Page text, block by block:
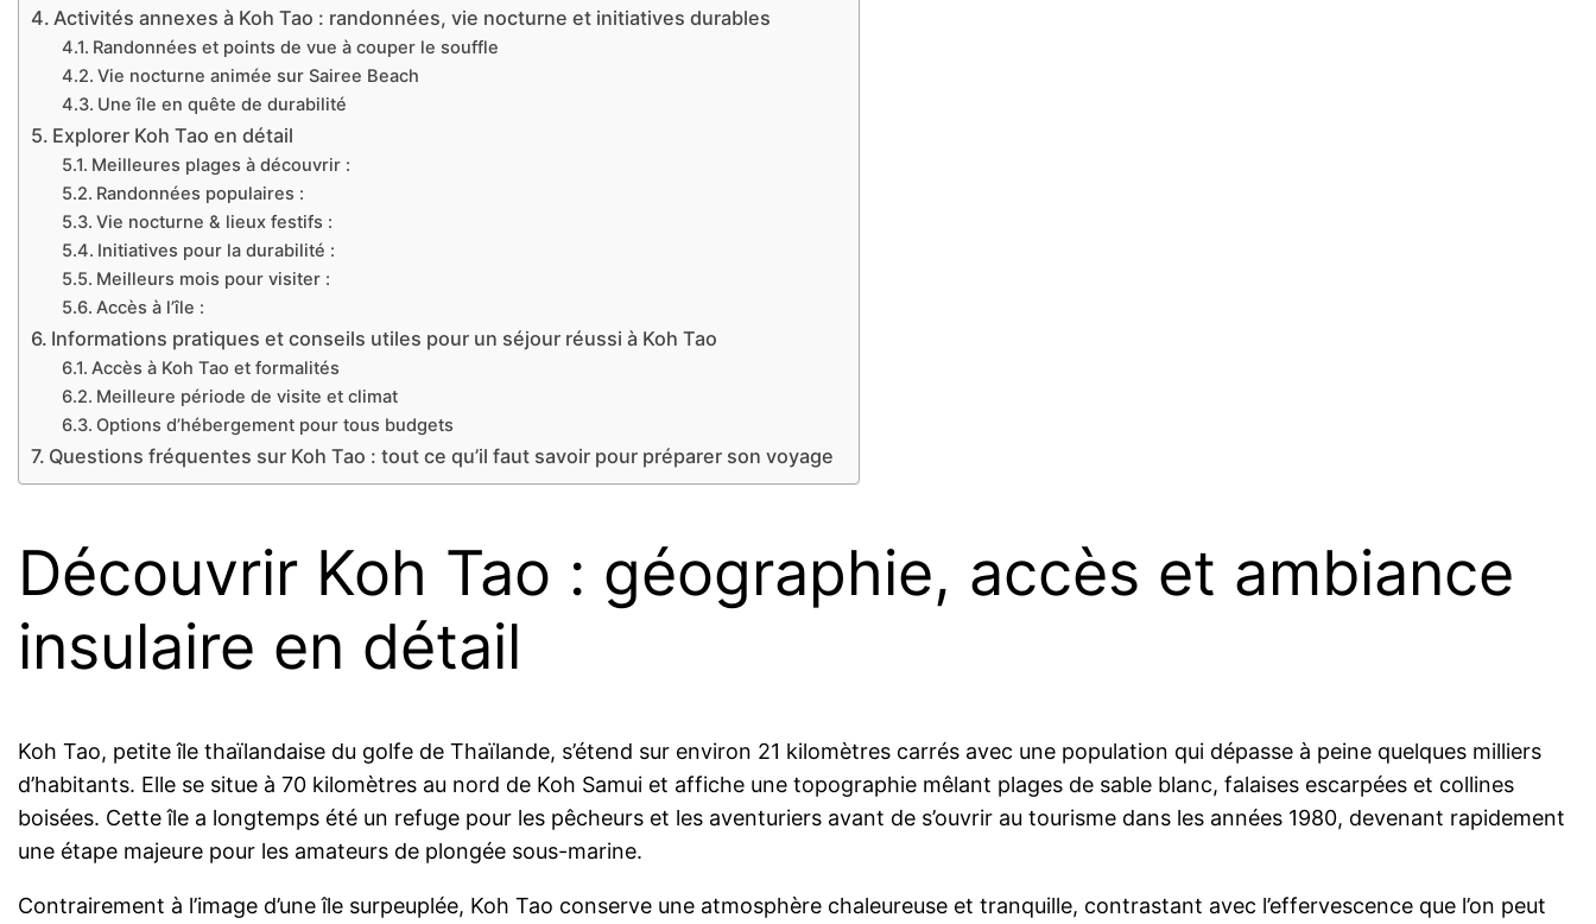
Activités annexes à Koh Tao : randonnées, vie nocturne et initiatives durables
Randonnées et points de vue à couper le souffle
Vie nocturne animée sur Sairee Beach
Une île en quête de durabilité
Explorer Koh Tao en détail
Meilleures plages à découvrir :
Randonnées populaires :
Vie nocturne & lieux festifs :
Initiatives pour la durabilité :
Meilleurs mois pour visiter :
Accès à l’île :
Informations pratiques et conseils utiles pour un séjour réussi à Koh Tao
Accès à Koh Tao et formalités
Meilleure période de visite et climat
Options d’hébergement pour tous budgets
Questions fréquentes sur Koh Tao : tout ce qu’il faut savoir pour préparer son voyage
Découvrir Koh Tao : géographie, accès et ambiance
insulaire en détail
Koh Tao, petite île thaïlandaise du golfe de Thaïlande, s’étend sur environ 21 kilomètres carrés avec une population qui dépasse à peine quelques milliers
d’habitants. Elle se situe à 70 kilomètres au nord de Koh Samui et affiche une topographie mêlant plages de sable blanc, falaises escarpées et collines
boisées. Cette île a longtemps été un refuge pour les pêcheurs et les aventuriers avant de s’ouvrir au tourisme dans les années 1980, devenant rapidement
une étape majeure pour les amateurs de plongée sous-marine.
Contrairement à l’image d’une île surpeuplée, Koh Tao conserve une atmosphère chaleureuse et tranquille, contrastant avec l’effervescence que l’on peut